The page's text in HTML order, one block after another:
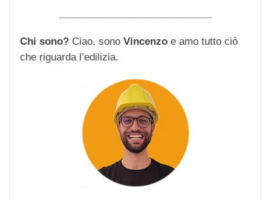
Chi sono? Ciao, sono Vincenzo e amo tutto ciò
che riguarda l’edilizia.